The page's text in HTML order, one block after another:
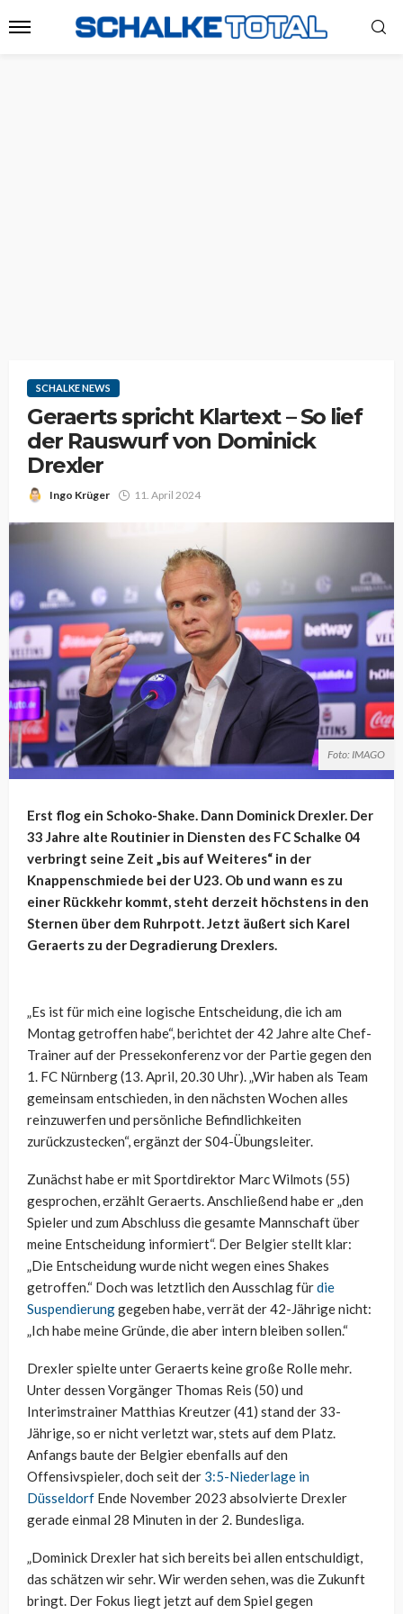
SCHALKE NEWS
Geraerts spricht Klartext – So lief
der Rauswurf von Dominick
Drexler
Ingo Krüger 11. April 2024
Foto: IMAGO
Erst flog ein Schoko-Shake. Dann Dominick Drexler. Der
33 Jahre alte Routinier in Diensten des FC Schalke 04
verbringt seine Zeit „bis auf Weiteres“ in der
Knappenschmiede bei der U23. Ob und wann es zu
einer Rückkehr kommt, steht derzeit höchstens in den
Sternen über dem Ruhrpott. Jetzt äußert sich Karel
Geraerts zu der Degradierung Drexlers.
„Es ist für mich eine logische Entscheidung, die ich am
Montag getroffen habe“, berichtet der 42 Jahre alte Chef-
Trainer auf der Pressekonferenz vor der Partie gegen den
1. FC Nürnberg (13. April, 20.30 Uhr). „Wir haben als Team
gemeinsam entschieden, in den nächsten Wochen alles
reinzuwerfen und persönliche Befindlichkeiten
zurückzustecken“, ergänzt der S04-Übungsleiter.
Zunächst habe er mit Sportdirektor Marc Wilmots (55)
gesprochen, erzählt Geraerts. Anschließend habe er „den
Spieler und zum Abschluss die gesamte Mannschaft über
meine Entscheidung informiert“. Der Belgier stellt klar:
„Die Entscheidung wurde nicht wegen eines Shakes
getroffen.“ Doch was letztlich den Ausschlag fürdie
Suspendierunggegeben habe, verrät der 42-Jährige nicht:
„Ich habe meine Gründe, die aber intern bleiben sollen.“
Drexler spielte unter Geraerts keine große Rolle mehr.
Unter dessen Vorgänger Thomas Reis (50) und
Interimstrainer Matthias Kreutzer (41) stand der 33-
Jährige, so er nicht verletzt war, stets auf dem Platz.
Anfangs baute der Belgier ebenfalls auf den
Offensivspieler, doch seit der 3:5-Niederlage in
Düsseldorf Ende November 2023 absolvierte Drexler
gerade einmal 28 Minuten in der 2. Bundesliga.
„Dominick Drexler hat sich bereits bei allen entschuldigt,
das schätzen wir sehr. Wir werden sehen, was die Zukunft
bringt. Der Fokus liegt jetzt auf dem Spiel gegen